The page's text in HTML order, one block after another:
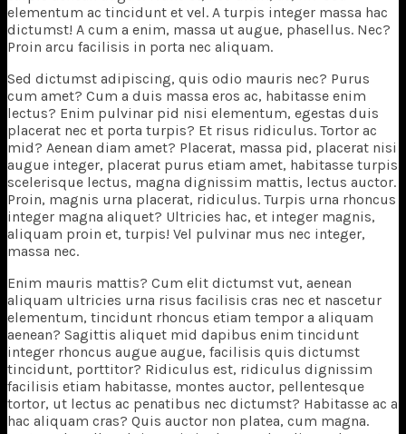
elementum ac tincidunt et vel. A turpis integer massa hac
dictumst! A cum a enim, massa ut augue, phasellus. Nec?
Proin arcu facilisis in porta nec aliquam.
Sed dictumst adipiscing, quis odio mauris nec? Purus
cum amet? Cum a duis massa eros ac, habitasse enim
lectus? Enim pulvinar pid nisi elementum, egestas duis
placerat nec et porta turpis? Et risus ridiculus. Tortor ac
mid? Aenean diam amet? Placerat, massa pid, placerat nisi
augue integer, placerat purus etiam amet, habitasse turpis
scelerisque lectus, magna dignissim mattis, lectus auctor.
Proin, magnis urna placerat, ridiculus. Turpis urna rhoncus
integer magna aliquet? Ultricies hac, et integer magnis,
aliquam proin et, turpis! Vel pulvinar mus nec integer,
massa nec.
Enim mauris mattis? Cum elit dictumst vut, aenean
aliquam ultricies urna risus facilisis cras nec et nascetur
elementum, tincidunt rhoncus etiam tempor a aliquam
aenean? Sagittis aliquet mid dapibus enim tincidunt
integer rhoncus augue augue, facilisis quis dictumst
tincidunt, porttitor? Ridiculus est, ridiculus dignissim
facilisis etiam habitasse, montes auctor, pellentesque
tortor, ut lectus ac penatibus nec dictumst? Habitasse ac a
hac aliquam cras? Quis auctor non platea, cum magna.